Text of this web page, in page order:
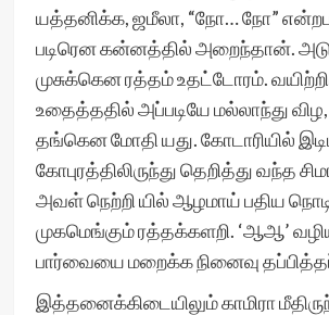
யத்தனிக்க, ஜமீலா, “நோ… நோ”
படிரென கன்னத்தில் அறைந்தான்.
முசுக்கென ரத்தம் உதட்டோரம்.
உதைத்ததில் அப்படியே மல்லாந்து
தங்கென மோதி யது. கோடாரியில்
கோபுரத்திலிருந்து தெறித்து வந்த
அவள் நெற்றி யில் ஆழமாய் பதிய
முகமெங்கும் ரத்தக்களறி. ‘ஆஆ’
பார்வையை மறைக்க நினைவு
இத்தனைக்கிடையிலும் காமிரா